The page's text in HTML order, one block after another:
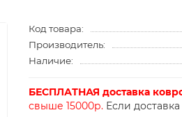
Код товара:
Производитель:
Наличие:
БЕСПЛАТНАЯ доставка
свыше 15000р. Если